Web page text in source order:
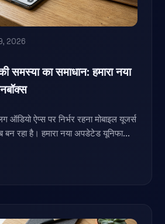
2026
समस्या का समाधान: हमारा नया
ऐप्स पर निर्भर रहना मोबाइल यूजर्स
बन रहा है। हमारा नया अपडेटेड यूनिफा...